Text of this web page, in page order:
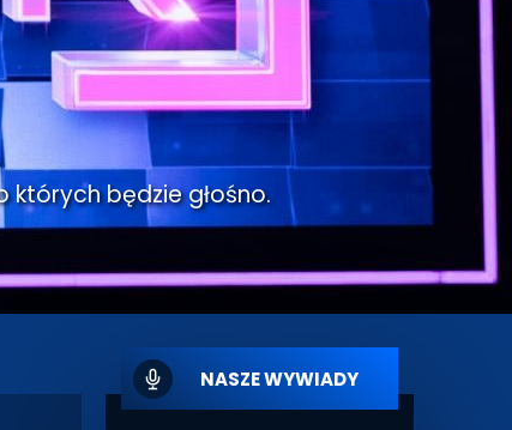
będzie głośno.
NASZE WYWIADY